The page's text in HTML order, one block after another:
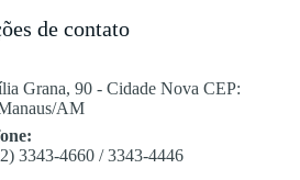
de contato
Grana, 90 - Cidade Nova CEP:
AM
3343-4660 / 3343-4446